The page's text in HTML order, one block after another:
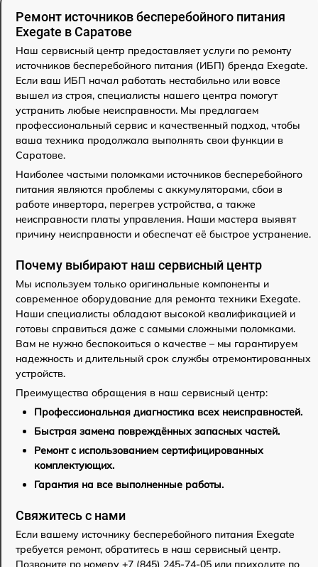
Ремонт источников бесперебойного питания
Exegate в Саратове
Наш сервисный центр предоставляет услуги по ремонту
источников бесперебойного питания (ИБП) бренда Exegate.
Если ваш ИБП начал работать нестабильно или вовсе
вышел из строя, специалисты нашего центра помогут
устранить любые неисправности. Мы предлагаем
профессиональный сервис и качественный подход, чтобы
ваша техника продолжала выполнять свои функции в
Саратове.
Наиболее частыми поломками источников бесперебойного
питания являются проблемы с аккумуляторами, сбои в
работе инвертора, перегрев устройства, а также
неисправности платы управления. Наши мастера выявят
причину неисправности и обеспечат её быстрое устранение.
Почему выбирают наш сервисный центр
Мы используем только оригинальные компоненты и
современное оборудование для ремонта техники Exegate.
Наши специалисты обладают высокой квалификацией и
готовы справиться даже с самыми сложными поломками.
Вам не нужно беспокоиться о качестве – мы гарантируем
надежность и длительный срок службы отремонтированных
устройств.
Преимущества обращения в наш сервисный центр:
Профессиональная диагностика всех неисправностей.
Быстрая замена повреждённых запасных частей.
Ремонт с использованием сертифицированных
комплектующих.
Гарантия на все выполненные работы.
Свяжитесь с нами
Если вашему источнику бесперебойного питания Exegate
требуется ремонт, обратитесь в наш сервисный центр.
Позвоните по номеру +7 (845) 245-74-05 или приходите по